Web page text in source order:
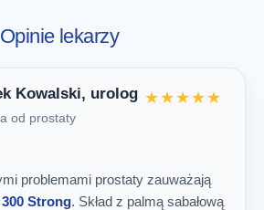
Opinie lekarzy
Kowalski, urolog
od prostaty
★★★★★
problemami prostaty zauważają
300 Strong. Skład z palmą sabałową